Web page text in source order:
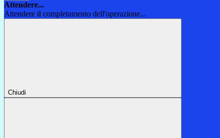
Attendere...
Attendere il completamento dell'operazione...
Chiudi